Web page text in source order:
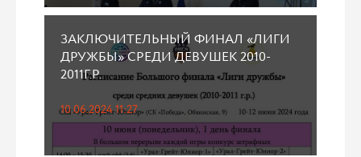
ЗАКЛЮЧИТЕЛЬНЫЙ ФИНАЛ «ЛИГИ
ДРУЖБЫ» СРЕДИ ДЕВУШЕК 2010-
2011Г.Р.
10.06.2024 11:27